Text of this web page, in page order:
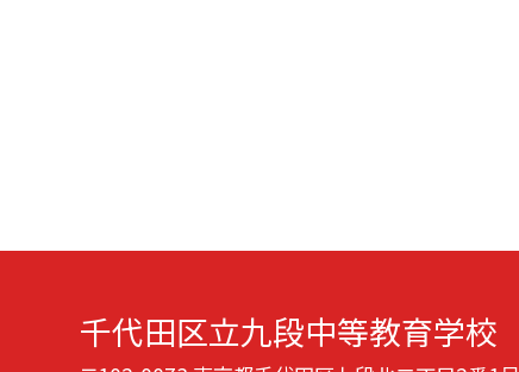
千代田区立九段中等教育学校